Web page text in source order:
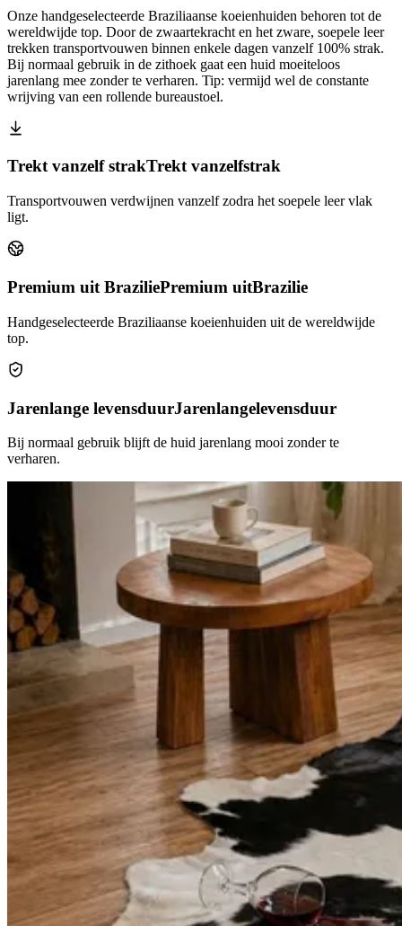
Onze handgeselecteerde Braziliaanse koeienhuiden behoren tot de
wereldwijde top. Door de zwaartekracht en het zware, soepele leer
trekken transportvouwen binnen enkele dagen vanzelf 100% strak.
Bij normaal gebruik in de zithoek gaat een huid moeiteloos
jarenlang mee zonder te verharen. Tip: vermijd wel de constante
wrijving van een rollende bureaustoel.
Trekt vanzelf strakTrekt vanzelfstrak
Transportvouwen verdwijnen vanzelf zodra het soepele leer vlak
ligt.
Premium uit BraziliePremium uitBrazilie
Handgeselecteerde Braziliaanse koeienhuiden uit de wereldwijde
top.
Jarenlange levensduurJarenlangelevensduur
Bij normaal gebruik blijft de huid jarenlang mooi zonder te
verharen.